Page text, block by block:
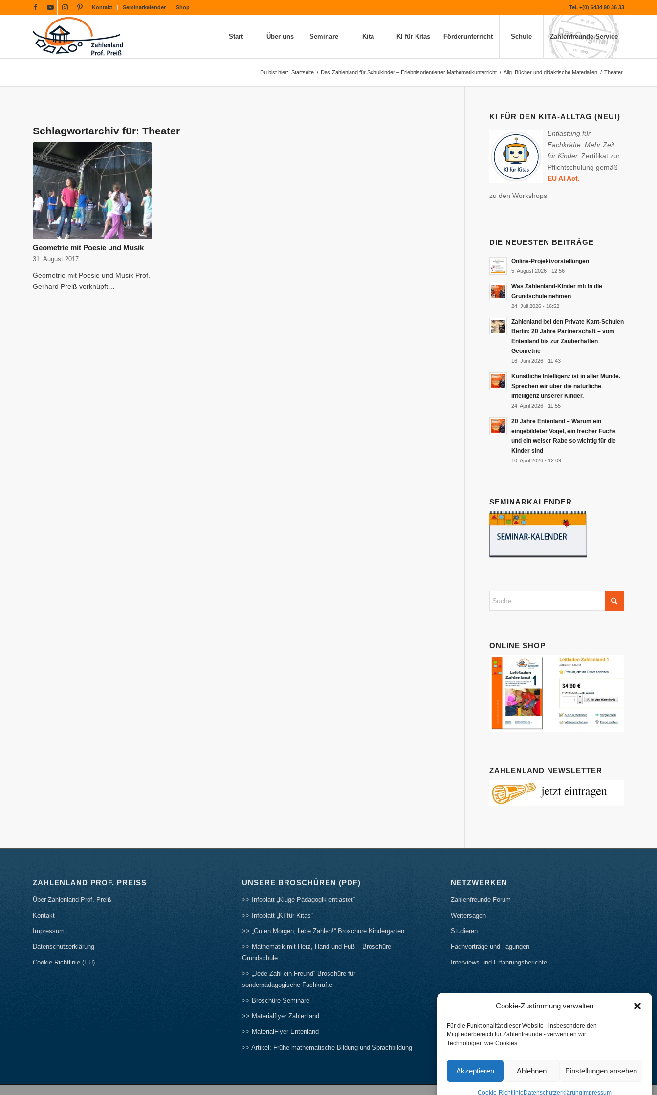
Cookie-Zustimmung verwalten
Für die Funktionalität dieser Website - insbesondere den
Mitgliederbereich für Zahlenfreunde - verwenden wir
Technologien wie Cookies.
Akzeptieren Ablehnen Einstellungen ansehen
Cookie-Richtlinie Datenschutzerklärung Impressum
Kontakt Seminarkalender Shop Tel. +(0) 6434 90 36 33
Start Über uns Seminare Kita KI für Kitas Förderunterricht Schule Zahlenfreunde-Service
Du bist hier: Startseite / Das Zahlenland für Schulkinder – Erlebnisorientierter Mathematikunterricht / Allg. Bücher und didaktische Materialien / Theater
Schlagwortarchiv für: Theater
Geometrie mit Poesie und Musik
31. August 2017
Geometrie mit Poesie und Musik Prof.
Gerhard Preiß verknüpft…
KI FÜR DEN KITA-ALLTAG (NEU!)
Entlastung für
Fachkräfte. Mehr Zeit
für Kinder.Zertifikat zur
Pflichtschulung gemäß
EU AI Act.
zu den Workshops
DIE NEUESTEN BEITRÄGE
Online-Projektvorstellungen
5. August 2026 - 12:56
Was Zahlenland-Kinder mit in die
Grundschule nehmen
24. Juli 2026 - 16:52
Zahlenland bei den Private Kant-Schulen
Berlin: 20 Jahre Partnerschaft – vom
Entenland bis zur Zauberhaften
Geometrie
16. Juni 2026 - 11:43
Künstliche Intelligenz ist in aller Munde.
Sprechen wir über die natürliche
Intelligenz unserer Kinder.
24. April 2026 - 11:55
20 Jahre Entenland – Warum ein
eingebildeter Vogel, ein frecher Fuchs
und ein weiser Rabe so wichtig für die
Kinder sind
10. April 2026 - 12:09
SEMINARKALENDER
ONLINE SHOP
ZAHLENLAND NEWSLETTER
ZAHLENLAND PROF. PREISS
Über Zahlenland Prof. Preiß
Kontakt
Impressum
Datenschutzerklärung
Cookie-Richtlinie (EU)
UNSERE BROSCHÜREN (PDF)
>> Infoblatt „Kluge Pädagogik entlastet“
>> Infoblatt „KI für Kitas“
>> „Guten Morgen, liebe Zahlen!“ Broschüre Kindergarten
>> Mathematik mit Herz, Hand und Fuß – Broschüre
Grundschule
>> „Jede Zahl ein Freund“ Broschüre für
sonderpädagogische Fachkräfte
>> Broschüre Seminare
>> Materialflyer Zahlenland
>> MaterialFlyer Entenland
>> Artikel: Frühe mathematische Bildung und Sprachbildung
NETZWERKEN
Zahlenfreunde Forum
Weitersagen
Studieren
Fachvorträge und Tagungen
Interviews und Erfahrungsberichte